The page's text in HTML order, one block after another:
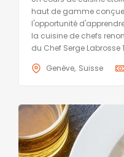
haut de gamme
l'opportunité
la cuisine de chefs
du Chef Serge Labrosse
Genève Suisse